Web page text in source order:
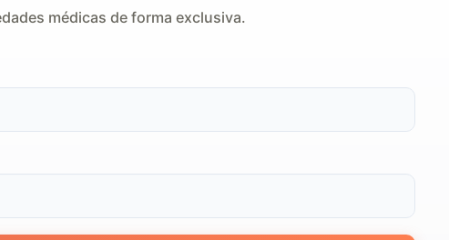
médicas de forma exclusiva.